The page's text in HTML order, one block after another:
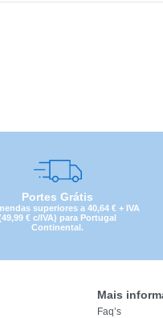
Portes Grátis
superiores a 40,64 € + IVA
€ c/IVA) para Portugal
Continental.
Mais
Faq’s